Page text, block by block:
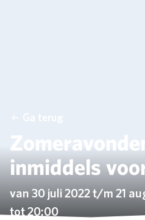
inmiddels
van 30 juli 2022 t/m 21
tot 20:00